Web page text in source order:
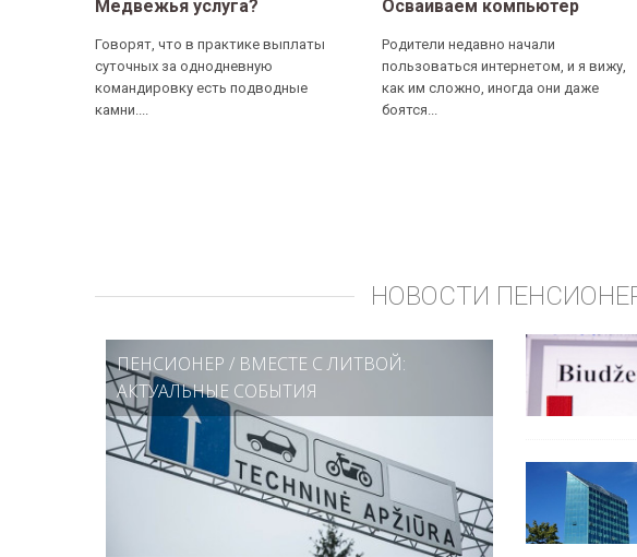
Медвежья услуга?
Говорят, что в практике выплаты
суточных за однодневную
командировку есть подводные
камни....
Осваиваем компьютер
Родители недавно начали
пользоваться интернетом, и я вижу,
как им сложно, иногда они даже
боятся...
НОВОСТИ
ПЕНСИОНЕР / ВМЕСТЕ С ЛИТВОЙ:
АКТУАЛЬНЫЕ СОБЫТИЯ